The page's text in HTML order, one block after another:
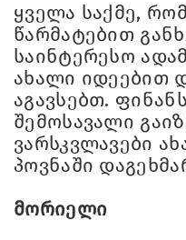
ყველა საქმე,
წარმატებით
საინტერესო
ახალი იდეებით
აგავსებთ.
შემოსავალი
ვარსკვლავები
პოვნაში
მორიელი